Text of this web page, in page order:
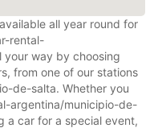
all year round for
rental-
way by choosing
from one of our stations
de-salta. Whether you
argentina/municipio-de-
a car for a special event,